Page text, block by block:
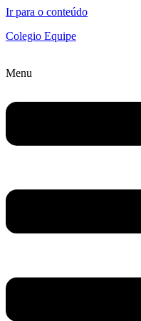
Ir para o conteúdo
Colegio Equipe
Menu